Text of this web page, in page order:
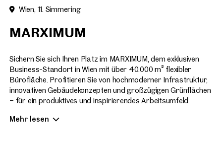
Wien, 11. Simmering
MARXIMUM
Sichern Sie sich Ihren Platz im MARXIMUM, dem exklusiven
Business-Standort in Wien mit über 40.000 m² flexibler
Bürofläche. Profitieren Sie von hochmoderner Infrastruktur,
innovativen Gebäudekonzepten und großzügigen Grünflächen
– für ein produktives und inspirierendes Arbeitsumfeld.
EFFIZIENZ & KOMFORT IN PERFEKTION
Mehr lesen
Telefonnummer
Rückruf-Service
Ich habe die AGB und